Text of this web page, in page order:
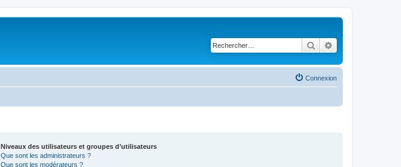
Rechercher
Connexion
Niveaux des utilisateurs et groupes d’utilisateurs
Que sont les administrateurs ?
Que sont les modérateurs ?